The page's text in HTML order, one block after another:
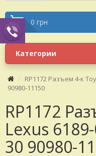
0 грн
Категории
RP1172 Разъем 4-к
90980-11150
RP1172
Lexus
30 90980-